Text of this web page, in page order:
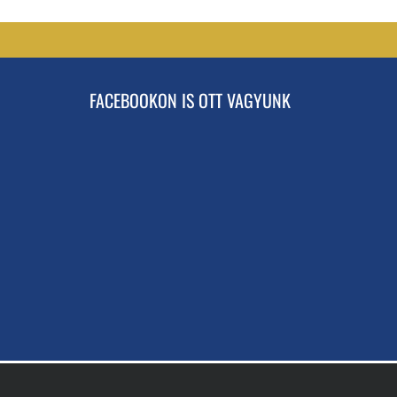
FACEBOOKON IS OTT VAGYUNK